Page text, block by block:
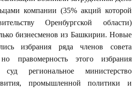
компании (35% акций которой
Оренбургской области)
бизнесменов из Башкирии. Новые
избрания ряда членов совета
правомерность этого избрания
региональное министерство
промышленной политики и